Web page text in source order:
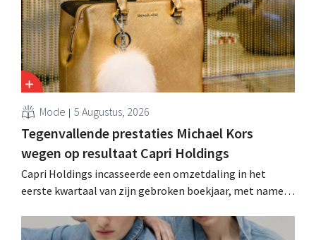
Mode 5 Augustus, 2026
Tegenvallende prestaties Michael Kors
wegen op resultaat Capri Holdings
Capri Holdings incasseerde een omzetdaling in het
eerste kwartaal van zijn gebroken boekjaar, met name
Kors, ondanks sterke resultaten van Jimmy Choo.